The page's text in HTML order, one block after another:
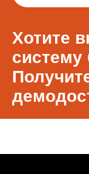
Хотите
систему